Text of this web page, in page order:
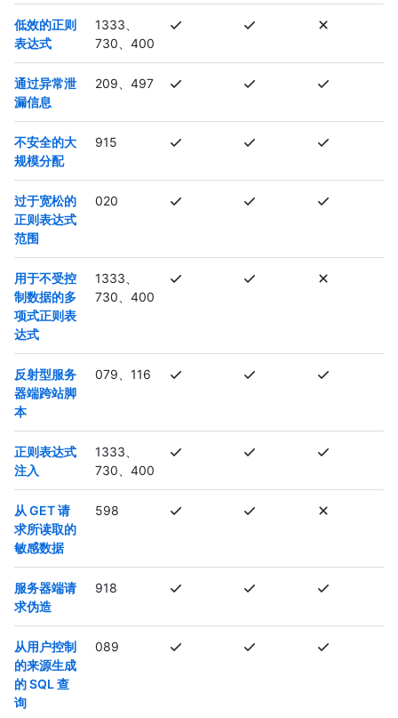
低效的正则
表达式
1333、
730、400
通过异常泄
漏信息
209、497
不安全的大
规模分配
915
过于宽松的
正则表达式
范围
020
用于不受控
制数据的多
项式正则表
达式
1333、
730、400
反射型服务
器端跨站脚
本
079、116
正则表达式
注入
1333、
730、400
从 GET 请
求所读取的
敏感数据
598
服务器端请
求伪造
918
从用户控制
的来源生成
的 SQL 查
询
089